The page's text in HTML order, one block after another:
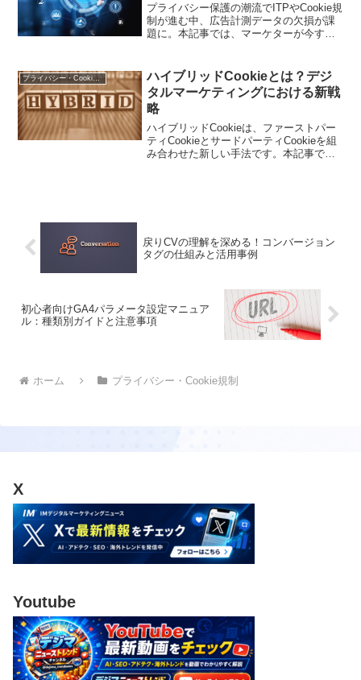
プライバシー保護の潮流でITPやCookie規
制が進む中、広告計測データの欠損が課
題に。本記事では、マーケターが今すぐ
プライバシー・Cookie規制
ハイブリッドCookieとは？デジ
タルマーケティングにおける新戦
略
ハイブリッドCookieは、ファーストパー
ティCookieとサードパーティCookieを組
み合わせた新しい手法です。本記事で
戻りCVの理解を深める！コンバージョン
タグの仕組みと活用事例
初心者向けGA4パラメータ設定マニュア
ル：種類別ガイドと注意事項
ホーム プライバシー・Cookie規制
X
Youtube